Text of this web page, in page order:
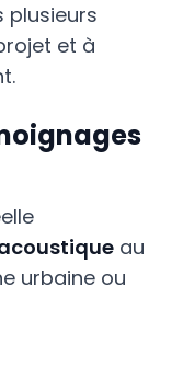
plusieurs
et à
au
urbaine ou